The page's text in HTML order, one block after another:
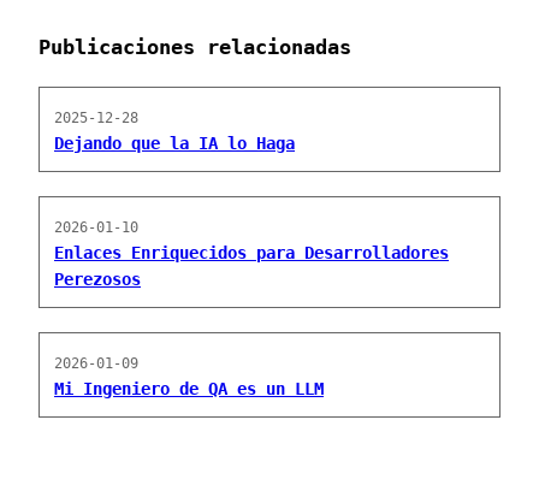
Publicaciones relacionadas
2025-12-28
Dejando que la IA lo Haga
2026-01-10
Enlaces Enriquecidos para Desarrolladores
Perezosos
2026-01-09
Mi Ingeniero de QA es un LLM